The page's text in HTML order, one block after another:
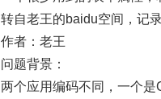
转自老王的baidu空间，记录
作者：老王
问题背景：
两个应用编码不同，一个